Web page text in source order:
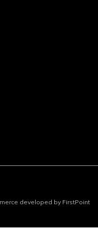
developed by FirstPoint